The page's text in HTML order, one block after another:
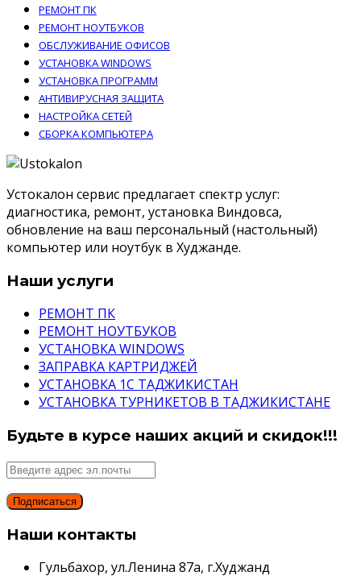
РЕМОНТ ПК
РЕМОНТ НОУТБУКОВ
ОБСЛУЖИВАНИЕ ОФИСОВ
УСТАНОВКА WINDOWS
УСТАНОВКА ПРОГРАММ
АНТИВИРУСНАЯ ЗАЩИТА
НАСТРОЙКА СЕТЕЙ
СБОРКА КОМПЬЮТЕРА
Устокалон сервис предлагает спектр услуг:
диагностика, ремонт, установка Виндовса,
обновление на ваш персональный (настольный)
компьютер или ноутбук в Худжанде.
Наши услуги
РЕМОНТ ПК
РЕМОНТ НОУТБУКОВ
УСТАНОВКА WINDOWS
ЗАПРАВКА КАРТРИДЖЕЙ
УСТАНОВКА 1С ТАДЖИКИСТАН
УСТАНОВКА ТУРНИКЕТОВ В ТАДЖИКИСТАНЕ
Будьте в курсе наших акций и скидок!!!
Наши контакты
Гульбахор, ул.Ленина 87а, г.Худжанд